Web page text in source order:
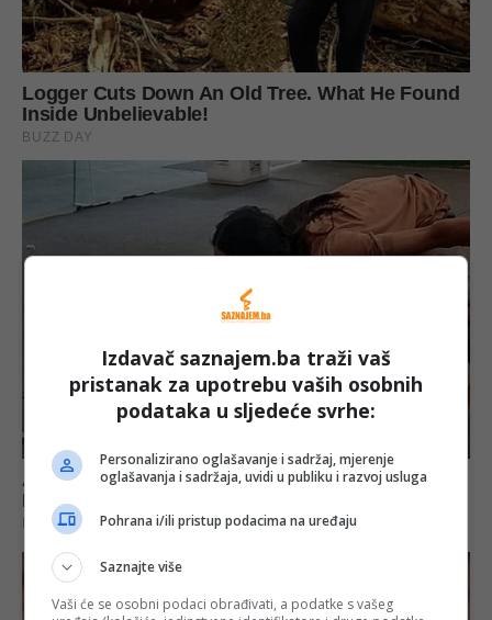
Izdavač saznajem.ba traži vaš
pristanak za upotrebu vaših osobnih
podataka u sljedeće svrhe:
Personalizirano oglašavanje i sadržaj, mjerenje
oglašavanja i sadržaja, uvidi u publiku i razvoj usluga
Pohrana i/ili pristup podacima na uređaju
Saznajte više
Vaši će se osobni podaci obrađivati, a podatke s vašeg